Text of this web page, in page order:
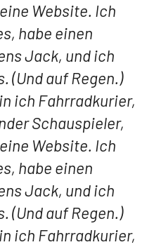
Website. Ich
habe einen
Jack, und ich
(Und auf Regen.)
ich Fahrradkurier,
Schauspieler,
Website. Ich
habe einen
Jack, und ich
(Und auf Regen.)
ich Fahrradkurier,